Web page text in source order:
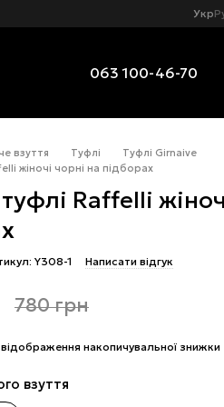
Укр
063 100-46-70
взуття Туфлі
Туфлі Girnaive
жіночі чорні на підборах
Raffelli
Y308-1 Написати відгук
780 грн
накопичувальної знижки
взуття